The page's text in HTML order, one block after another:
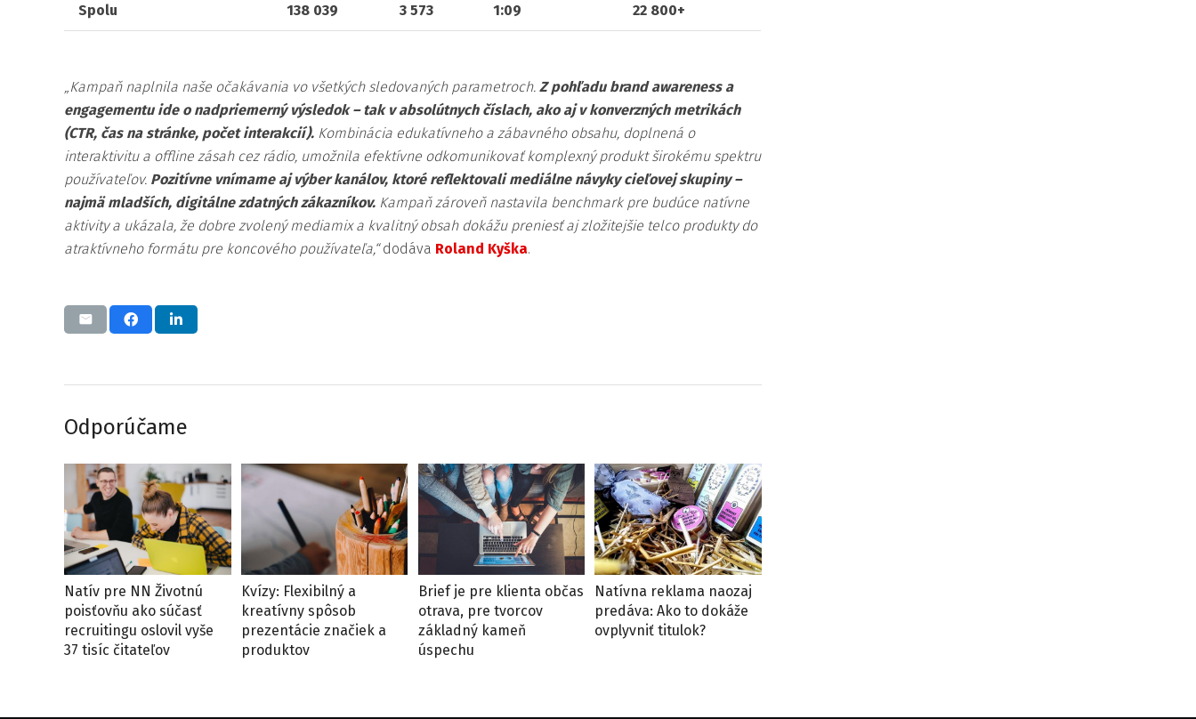
Spolu 138 039 3 573 1:09
22 800+
„Kampaň naplnila naše očakávania vo všetkých sledovaných parametroch. Z pohľadu brand awareness a
engagementu ide o nadpriemerný výsledok – tak v absolútnych číslach, ako aj v konverzných metrikách
(CTR, čas na stránke, počet interakcií). Kombinácia edukatívneho a zábavného obsahu, doplnená o
interaktivitu a offline zásah cez rádio, umožnila efektívne odkomunikovať komplexný produkt širokému spektru
používateľov. Pozitívne vnímame aj výber kanálov, ktoré reflektovali mediálne návyky cieľovej skupiny –
najmä mladších, digitálne zdatných zákazníkov. Kampaň zároveň nastavila benchmark pre budúce natívne
aktivity a ukázala, že dobre zvolený mediamix a kvalitný obsah dokážu preniesť aj zložitejšie telco produkty do
atraktívneho formátu pre koncového používateľa,“dodáva Roland Kyška.
Odporúčame
Natív pre NN Životnú
poisťovňu ako súčasť
recruitingu oslovil vyše
37 tisíc čitateľov
Kvízy: Flexibilný a
kreatívny spôsob
prezentácie značiek a
produktov
Brief je pre klienta občas
otrava, pre tvorcov
základný kameň
úspechu
Natívna reklama naozaj
predáva: Ako to dokáže
ovplyvniť titulok?